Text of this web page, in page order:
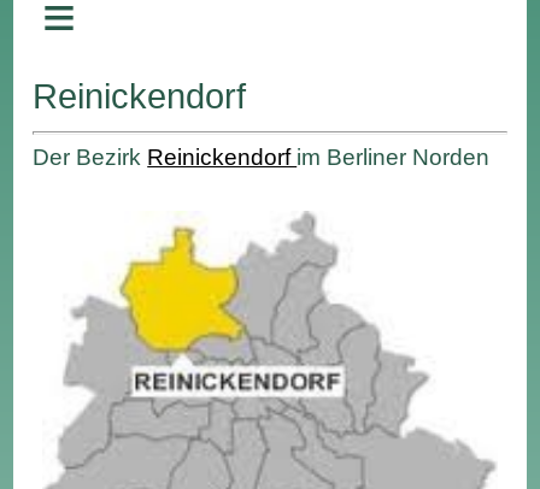
≡
Reinickendorf
Der Bezirk Reinickendorf im Berliner Norden